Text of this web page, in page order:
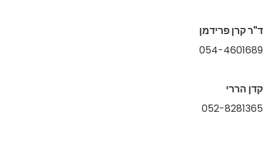
ד"ר קרן פרידמן
054-4601689
קדן הררי
052-8281365